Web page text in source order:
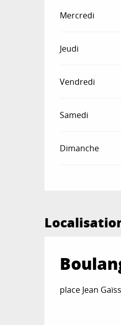
Mercredi
Jeudi
Vendredi
Samedi
Dimanche
place Jean